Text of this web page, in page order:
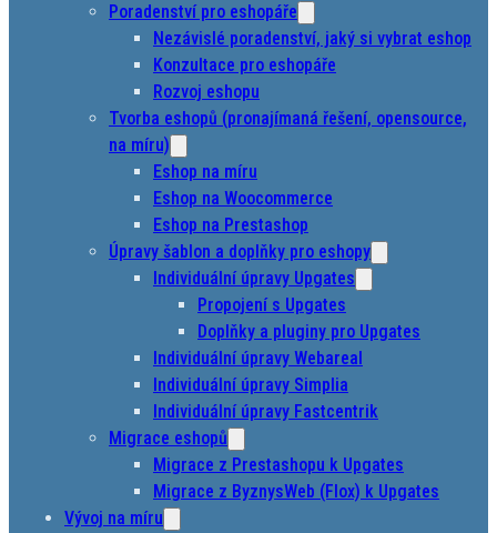
Poradenství pro eshopáře
Nezávislé poradenství, jaký si vybrat eshop
Konzultace pro eshopáře
Rozvoj eshopu
Tvorba eshopů (pronajímaná řešení, opensource,
na míru)
Eshop na míru
Eshop na Woocommerce
Eshop na Prestashop
Úpravy šablon a doplňky pro eshopy
Individuální úpravy Upgates
Propojení s Upgates
Doplňky a pluginy pro Upgates
Individuální úpravy Webareal
Individuální úpravy Simplia
Individuální úpravy Fastcentrik
Migrace eshopů
Migrace z Prestashopu k Upgates
Migrace z ByznysWeb (Flox) k Upgates
Vývoj na míru